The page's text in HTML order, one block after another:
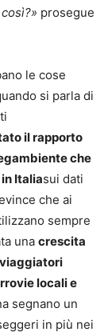
» prosegue
le cose
si parla di
il rapporto
che
Italiasui dati
che ai
sempre
una crescita
locali e
segnano un
in più nei